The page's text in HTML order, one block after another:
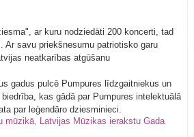
ar kuru nodziedāti 200 koncerti, tad
savu priekšnesumu patriotisko garu
neatkarības atgūšanu
gadus pulcē Pumpures līdzgaitniekus un
kas gādā par Pumpures intelektuālā
par leģendāro dziesminieci.
mūzikā, Latvijas Mūzikas ierakstu Gada